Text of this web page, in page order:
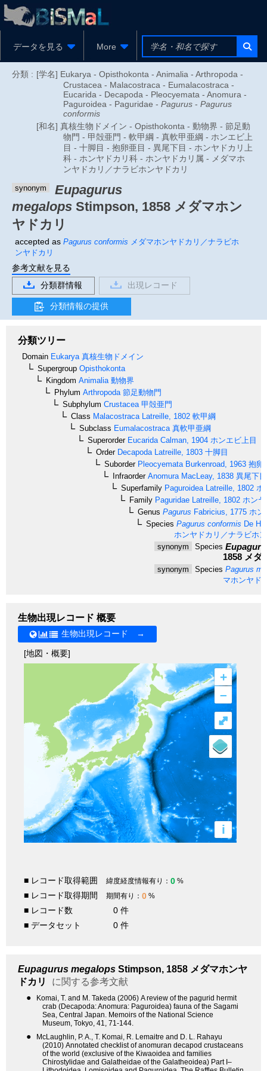
データを見る More
分類 : [学名] Eukarya - Opisthokonta - Animalia - Arthropoda -
Crustacea - Malacostraca - Eumalacostraca -
Eucarida - Decapoda - Pleocyemata - Anomura -
Paguroidea - Paguridae - Pagurus - Pagurus
conformis
[和名] 真核生物ドメイン - Opisthokonta - 動物界 - 節足動
物門 - 甲殻亜門 - 軟甲綱 - 真軟甲亜綱 - ホンエビ上
目 - 十脚目 - 抱卵亜目 - 異尾下目 - ホンヤドカリ上
科 - ホンヤドカリ科 - ホンヤドカリ属 - メダマホ
ンヤドカリ／ナラビホンヤドカリ
synonym
Eupagurus
megalops Stimpson, 1858 メダマホン
ヤドカリ
accepted as Pagurus conformis メダマホンヤドカリ／ナラビホ
ンヤドカリ
参考文献を見る
分類群情報
出現レコード
分類情報の提供
分類ツリー
Domain Eukarya 真核生物ドメイン
Supergroup Opisthokonta
Kingdom Animalia 動物界
Phylum Arthropoda 節足動物門
Subphylum Crustacea 甲殻亜門
Class Malacostraca Latreille, 1802 軟甲綱
Subclass Eumalacostraca 真軟甲亜綱
SuperorderEucarida Calman, 1904 ホンエビ上目
OrderDecapoda Latreille, 1803 十脚目
SuborderPleocyemata Burkenroad, 1963 抱卵
InfraorderAnomura MacLeay, 1838 異尾下目
Superfamily Paguroidea Latreille, 1802 ホ
Family Paguridae Latreille, 1802 ホン
Genus Pagurus Fabricius, 1775 ホン
Species Pagurus conformis De
ホンヤドカリ／ナラビホ
synonym
Species
1858 メダ
synonym Species Pagurus
マホンヤド
生物出現レコード 概要
生物出現レコード →
[地図・概要]
+
–
i
⤢
■ レコード取得範囲 緯度経度情報有り： 0 %
■ レコード取得期間 期間有り： 0 %
■ レコード数
0 件
■ データセット
0 件
Eupagurus megalops Stimpson, 1858 メダマホンヤ
ドカリ
に関する参考文献
●
Komai, T. and M. Takeda (2006) A review of the pagurid hermit
crab (Decapoda: Anomura: Paguroidea) fauna of the Sagami
Sea, Central Japan. Memoirs of the National Science
Museum, Tokyo, 41, 71-144.
●
McLaughlin, P. A., T. Komai, R. Lemaitre and D. L. Rahayu
(2010) Annotated checklist of anomuran decapod crustaceans
of the world (exclusive of the Kiwaoidea and families
Chirostylidae and Galatheidae of the Galatheoidea) Part I–